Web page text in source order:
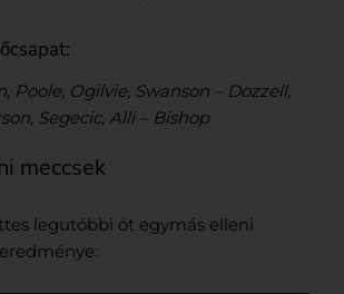
Poole, Ogilvie, Swanson – Dozzell,
Segecic, Alli – Bishop
meccsek
legutóbbi öt egymás elleni